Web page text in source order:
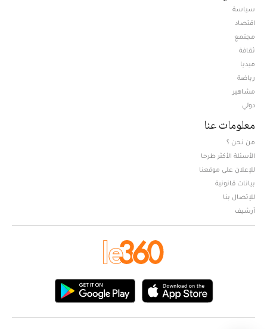
سياسة
اقتصاد
مجتمع
ثقافة
ميديا
رياضة
مشاهير
دولي
معلومات عنا
من نحن ؟
الأسئلة الأكثر طرحا
للإعلان على موقعنا
بيانات قانونية
للإتصال بنا
أرشيف